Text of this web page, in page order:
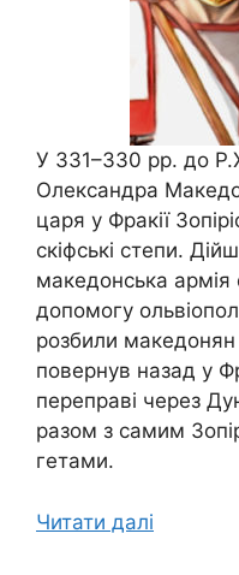
У 331–330 рр. до
Олександра
царя у Фракії
скіфські степи.
македонська
допомогу
розбили македонян
повернув назад у
переправі через
разом з самим
гетами.
Читати далі